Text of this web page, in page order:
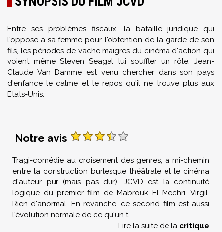
Entre ses problèmes fiscaux, la bataille juridique qui
l'oppose à sa femme pour l'obtention de la garde de son
fils, les périodes de vache maigres du cinéma d'action qui
voient même Steven Seagal lui souffler un rôle, Jean-
Claude Van Damme est venu chercher dans son pays
d'enfance le calme et le repos qu'il ne trouve plus aux
Etats-Unis.
Notre avis
Tragi-comédie au croisement des genres, à mi-chemin
entre la construction burlesque théâtrale et le cinéma
d'auteur pur (mais pas dur), JCVD est la continuité
logique du premier film de Mabrouk El Mechri, Virgil.
Rien d'anormal. En revanche, ce second film est aussi
l'évolution normale de ce qu'un t ...
Lire la suite de la critique